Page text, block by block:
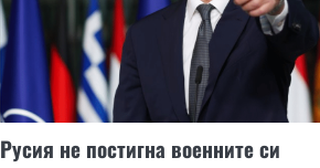
Русия не постигна военните си